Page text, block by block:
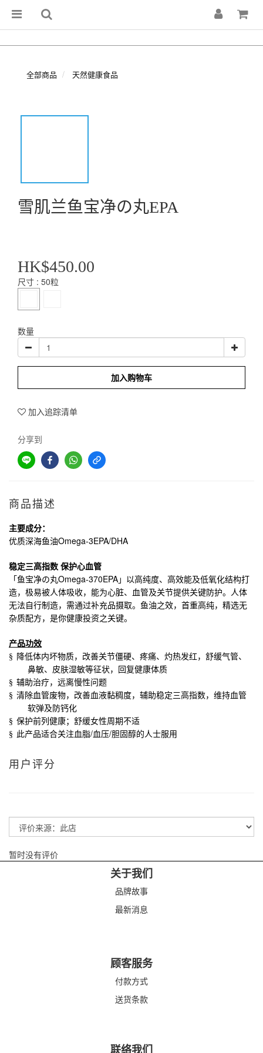
全部商品 天然健康食品
雪肌兰鱼宝净の丸EPA
HK$450.00
尺寸 : 50粒
数量
加入购物车
加入追踪清单
分享到
商品描述
主要成分：
优质深海鱼油Omega-3EPA/DHA
稳定三高指数 保护心血管
「鱼宝净の丸Omega-370EPA 」以高纯度、高效能及低氧化结构打
造，极易被人体吸收，能为心脏、血管及关节提供关键防护。人体
无法自行制造，需通过补充品摄取。鱼油之效，首重高纯，精选无
杂质配方，是你健康投资之关键。
产品功效
§ 降低体内坏物质，改善关节僵硬、疼痛、灼热发红，舒缓气管、
鼻敏、皮肤湿敏等征状，回复健康体质
§ 辅助治疗，远离慢性问题
§ 清除血管废物，改善血液黏稠度，辅助稳定三高指数，维持血管
软弹及防钙化
§ 保护前列健康；舒缓女性周期不适
§ 此产品适合关注血脂/血压/胆固醇的人士服用
用户评分
暂时没有评价
关于我们
品牌故事
最新消息
顾客服务
付款方式
送货条款
联络我们